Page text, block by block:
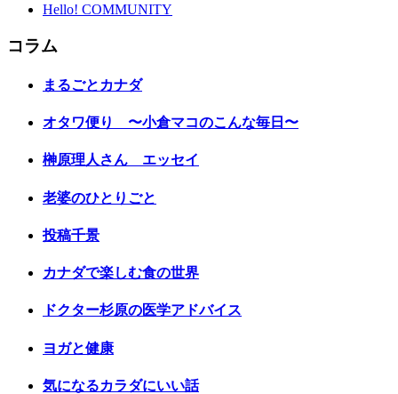
Hello! COMMUNITY
コラム
まるごとカナダ
オタワ便り 〜小倉マコのこんな毎日〜
榊原理人さん エッセイ
老婆のひとりごと
投稿千景
カナダで楽しむ食の世界
ドクター杉原の医学アドバイス
ヨガと健康
気になるカラダにいい話